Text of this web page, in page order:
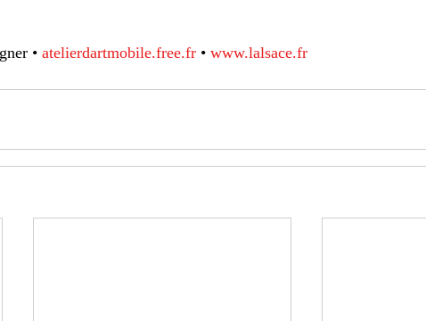
• atelierdartmobile.free.fr • www.lalsace.fr